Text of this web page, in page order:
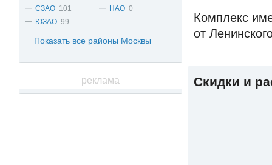
СЗАО 101
ЮЗАО 99
НАО 0
Показать все районы Москвы
реклама
Комплекс
от
Скидки и